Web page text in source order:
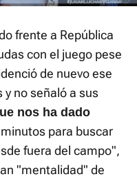
frente a República
con el juego pese
de nuevo ese
no señaló a sus
nos ha dado
para buscar
fuera del campo",
"mentalidad" de